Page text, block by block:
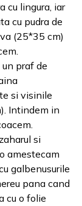
cu lingura, iar
cu pudra de
(25*35 cm)
un praf de
si visinile
Intindem in
si
amestecam
galbenusurile
pana cand
cu o folie